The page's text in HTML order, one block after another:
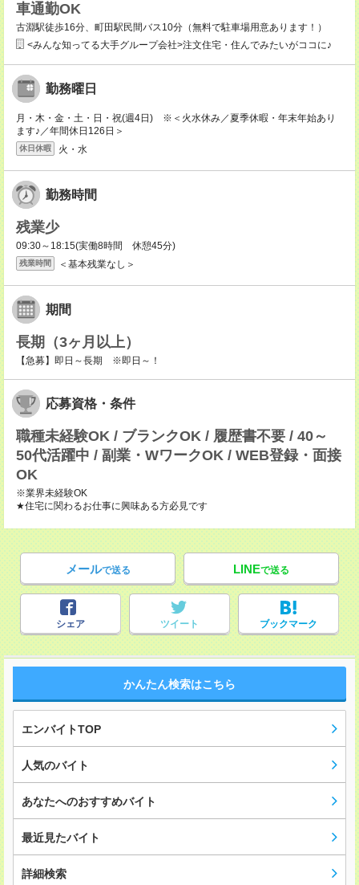
車通勤OK
古淵駅徒歩16分、町田駅民間バス10分（無料で駐車場用意あります！）
<みんな知ってる大手グループ会社>注文住宅・住んでみたいがココに♪
勤務曜日
月・木・金・土・日・祝(週4日) ※＜火水休み／夏季休暇・年末年始あり
ます♪／年間休日126日＞
休日休暇 火・水
勤務時間
残業少
09:30～18:15(実働8時間 休憩45分)
残業時間 ＜基本残業なし＞
期間
長期（3ヶ月以上）
【急募】即日～長期 ※即日～！
応募資格・条件
職種未経験OK / ブランクOK / 履歴書不要 / 40～
50代活躍中 / 副業・WワークOK / WEB登録・面接
OK
※業界未経験OK
★住宅に関わるお仕事に興味ある方必見です
メールで送る LINEで送る
シェア ツイート ブックマーク
かんたん検索はこちら
エンバイトTOP
人気のバイト
あなたへのおすすめバイト
最近見たバイト
詳細検索